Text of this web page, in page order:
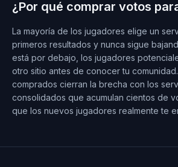
¿Por qué comprar votos
La mayoría de los jugadores elige un
primeros resultados y nunca sigue
está por debajo, los jugadores
otro sitio antes de conocer tu
comprados cierran la brecha con los
consolidados que acumulan cientos de
que los nuevos jugadores realmente te